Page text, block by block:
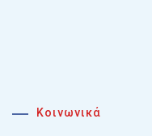
Κοινωνικά